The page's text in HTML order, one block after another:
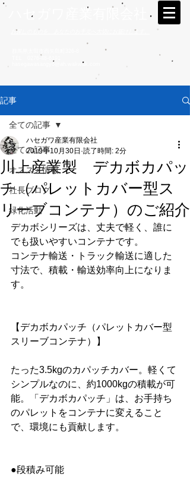
ハセガワ産業有限会社
お探しのものを、あなたのお手元へ大切にお届けします。
hasegawasangyo@ah.wakwak.com
記事
全ての記事
オススメ情報
社長ブログ
緑化活動
全ての記事
川上産業製 デカボカパッ
チ（パレットカバー型ス
リーブコンテナ）のご紹介
ハセガワ産業有限会社
2019年10月30日 読了時間: 2分
デカボシリーズは、丈夫で軽く、誰に
でも扱いやすいコンテナです。
コンテナ輸送・トラック輸送に適した
寸法で、積載・輸送効率向上になりま
す。
【デカボカパッチ（パレットカバー型
スリーブコンテナ）】
たった3.5kgのカパッチカバー。軽くて
シンプルなのに、約1000kgの積載が可
能。「デカボカパッチ」は、お手持ち
のパレットをコンテナに変えること
で、環境にも貢献します。
●段積み可能